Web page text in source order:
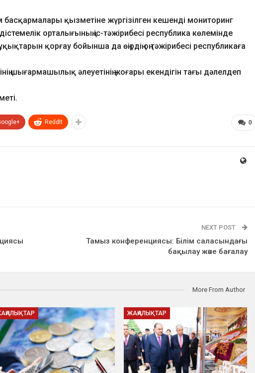
басқармалары қызметіне жүргізілген кешенді мониторинг
орталығының іс-тәжірибесі республика көлемінде
қорғау бойынша да өңірдің оң тәжірибесі республикаға
шығармашылық әлеуетінің жоғары екендігін тағы дәлелдеп
0
ReddIt
NEXT POST
Тамыз конференциясы: Білім саласындағы
бақылау және бағалау
More From Author
ЖАҢАЛЫҚТАР